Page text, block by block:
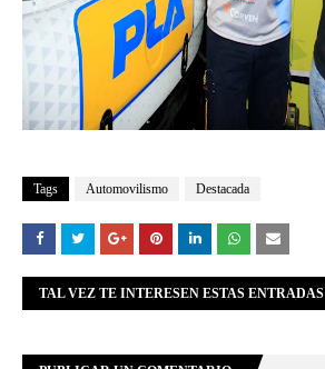
Tags Automovilismo Destacada
TAL VEZ TE INTERESEN ESTAS ENTRADAS